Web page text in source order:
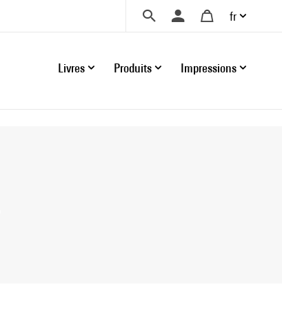
fr
Livres Produits Impressions